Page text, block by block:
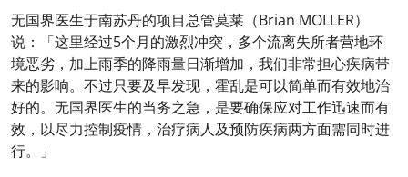
无国界医生于南苏丹的项目总管莫莱（Brian MOLLER）
说：「这里经过5个月的激烈冲突，多个流离失所者营地环
境恶劣，加上雨季的降雨量日渐增加，我们非常担心疾病带
来的影响。不过只要及早发现，霍乱是可以简单而有效地治
好的。无国界医生的当务之急，是要确保应对工作迅速而有
效，以尽力控制疫情，治疗病人及预防疾病两方面需同时进
行。」